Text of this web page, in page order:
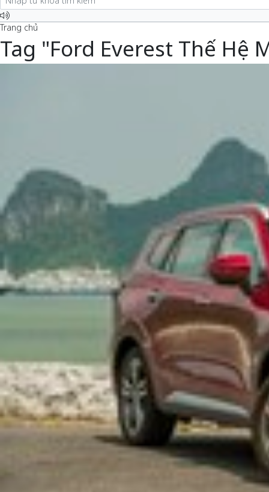
Trang chủ
Tag "Ford Everest Thế Hệ